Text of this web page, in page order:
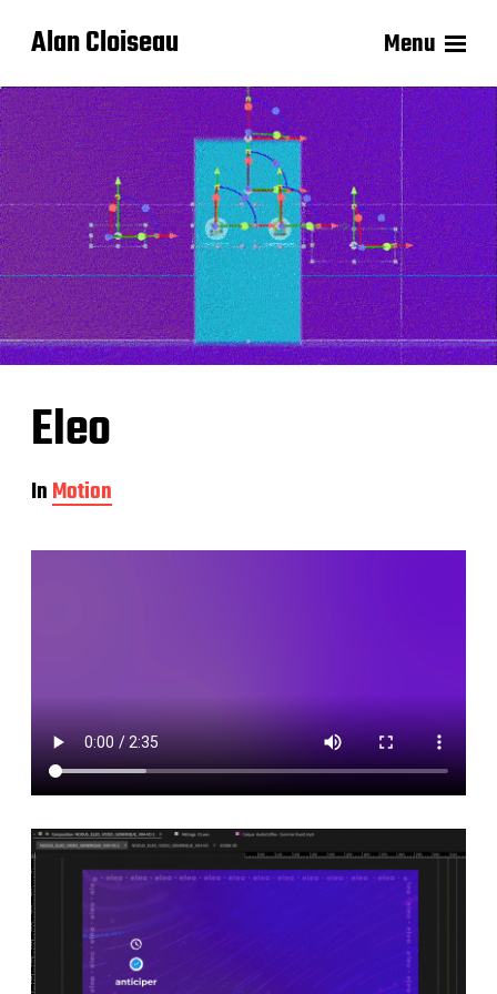
Alan Cloiseau Menu
Eleo
InMotion